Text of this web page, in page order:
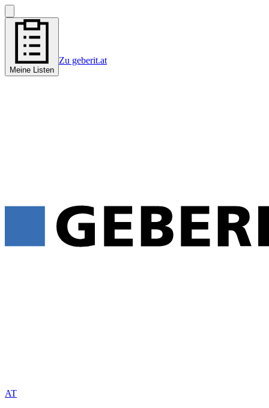
Meine Listen
Zu geberit.at
AT